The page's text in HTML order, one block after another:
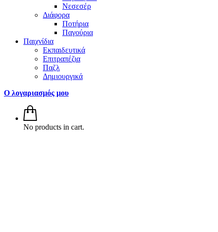
Νεσεσέρ
Διάφορα
Ποτήρια
Παγούρια
Παιχνίδια
Εκπαιδευτικά
Επιτραπέζια
Παζλ
Δημιουργικά
Ο λογαριασμός μου
No products in cart.